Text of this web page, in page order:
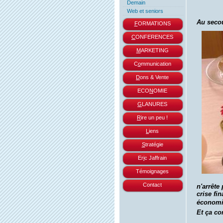
Demain
Web et seniors
FORMATIONS
CONFERENCES
MARKETING
Communication
Dons & Vente
ECONOMIE
GLANURES
Rire un peu !
L iens
Stratégie
Eric Jaffrain
Témoignages
Contact
Au
n'arrête
crise
Et ça